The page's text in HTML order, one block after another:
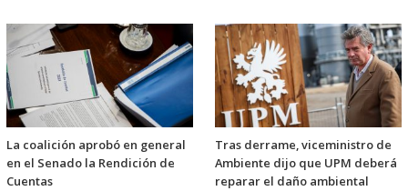
La coalición aprobó en general
en el Senado la Rendición de
Cuentas
Tras derrame, viceministro de
Ambiente dijo que UPM deberá
reparar el daño ambiental